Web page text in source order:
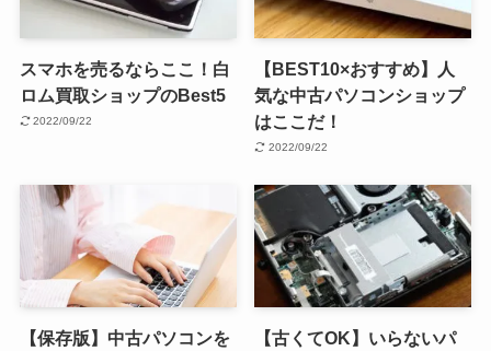
スマホを売るならここ！白
ロム買取ショップのBest5
2022/09/22
【BEST10×おすすめ】人
気な中古パソコンショップ
はここだ！
2022/09/22
【保存版】中古パソコンを
【古くてOK】いらないパ